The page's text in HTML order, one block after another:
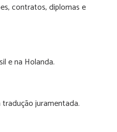
contratos, diplomas e
e na Holanda.
juramentada.